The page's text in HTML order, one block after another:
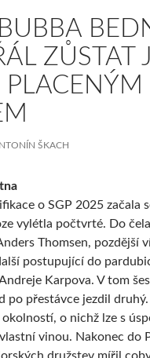
ZŮSTAT
PLACENÝM
ŠKACH
o SGP 2025 začala
vylétla počtvrté. Do
Thomsen, pozdější
postupující do
Karpova. V tom
po přestávce jezdil
o nichž lze s
vinou. Nakonec do
družstev mířil